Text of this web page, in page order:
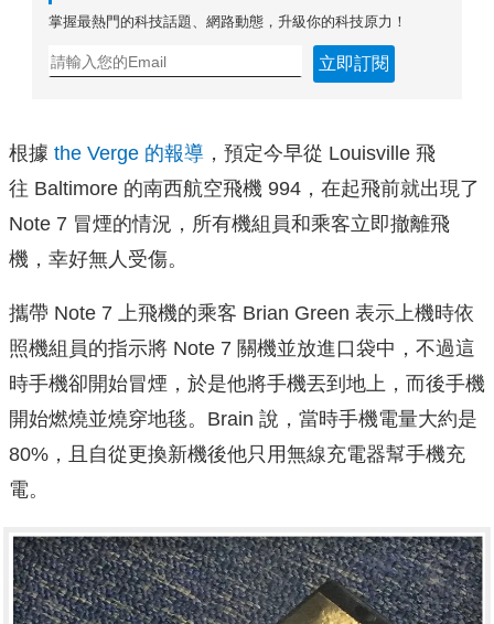
掌握最熱門的科技話題、網路動態，升級你的科技原力！
立即訂閱
根據 the Verge 的報導 ，預定今早從 Louisville 飛
往 Baltimore 的南西航空飛機 994，在起飛前就出現了
Note 7 冒煙的情況，所有機組員和乘客立即撤離飛
機，幸好無人受傷。
攜帶 Note 7 上飛機的乘客 Brian Green 表示上機時依
照機組員的指示將 Note 7 關機並放進口袋中，不過這
時手機卻開始冒煙，於是他將手機丟到地上，而後手機
開始燃燒並燒穿地毯。Brain 說，當時手機電量大約是
80%，且自從更換新機後他只用無線充電器幫手機充
電。